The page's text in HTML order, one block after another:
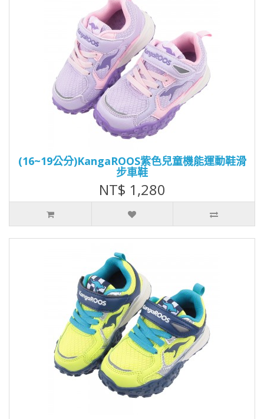
(16~19公分)KangaROOS紫色兒童機能運動鞋滑
步車鞋
NT$ 1,280